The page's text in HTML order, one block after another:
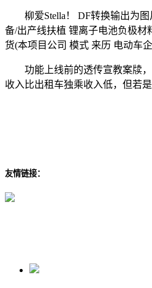
柳爱Stella！ DF转换输出为图
备/出产线扶植 锂离子电池负极
货(本项目公司 模式 来历 电动车
功能上线前的透传宣教案牍，
收入比出租车独乘收入低，但若
友情链接：